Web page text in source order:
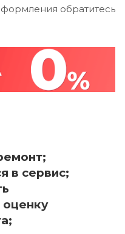
обратитесь
в сервис;